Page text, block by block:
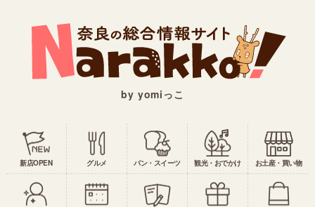
by yomiっこ
新店OPEN グルメ パン・スイーツ 観光・おでかけ お土産・買い物